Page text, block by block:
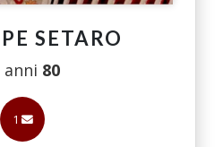
SETARO
anni 80
1